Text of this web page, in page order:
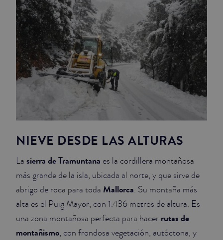
NIEVE DESDE LAS ALTURAS
La sierra de Tramuntana es la cordillera montañosa
más grande de la isla, ubicada al norte, y que sirve de
abrigo de roca para toda Mallorca. Su montaña más
alta es el Puig Mayor, con 1.436 metros de altura. Es
una zona montañosa perfecta para hacer rutas de
montañismo, con frondosa vegetación, autóctona, y